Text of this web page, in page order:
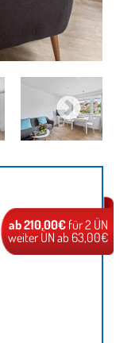
ab 210,00€ für 2 ÜN
weiter ÜN ab 63,00€